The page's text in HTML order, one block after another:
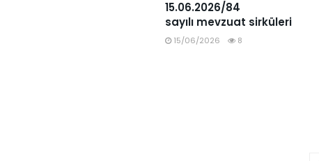
15.06.2026/84
sayılı mevzuat sirküleri
15/06/2026 8